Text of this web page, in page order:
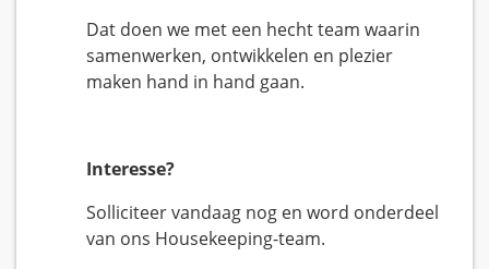
Dat doen we met een hecht team waarin
samenwerken, ontwikkelen en plezier
maken hand in hand gaan.
Interesse?
Solliciteer vandaag nog en word onderdeel
van ons Housekeeping-team.